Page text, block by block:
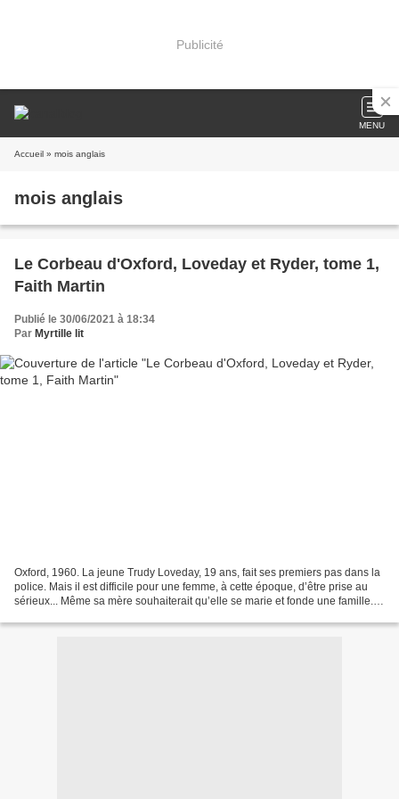
Publicité
MENU
Accueil » mois anglais
mois anglais
Le Corbeau d'Oxford, Loveday et Ryder, tome 1,
Faith Martin
Publié le 30/06/2021 à 18:34
Par Myrtille lit
Oxford, 1960. La jeune Trudy Loveday, 19 ans, fait ses premiers pas dans la
police. Mais il est difficile pour une femme, à cette époque, d’être prise au
sérieux... Même sa mère souhaiterait qu’elle se marie et fonde une famille.